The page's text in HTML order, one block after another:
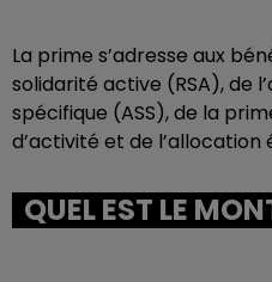
La prime s’adresse aux
solidarité active (RSA), de
spécifique (ASS), de la
d’activité et de
QUEL EST LE